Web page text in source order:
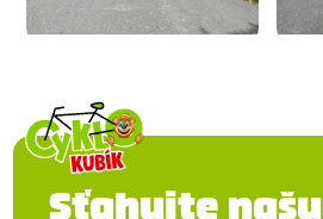
Sťahujte našu